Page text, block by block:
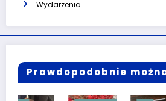
Wydarzenia
Prawdopodobnie